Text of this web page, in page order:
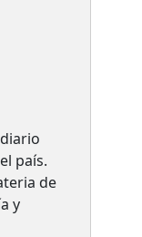
país.​
de
y